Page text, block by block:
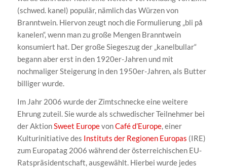
(schwed. kanel) populär, nämlich das Würzen von
Branntwein. Hiervon zeugt noch die Formulierung „bli på
kanelen“, wenn man zu große Mengen Branntwein
konsumiert hat. Der große Siegeszug der „kanelbullar“
begann aber erst in den 1920er-Jahren und mit
nochmaliger Steigerung in den 1950er-Jahren, als Butter
billiger wurde.
Im Jahr 2006 wurde der Zimtschnecke eine weitere
Ehrung zuteil. Sie wurde als schwedischer Teilnehmer bei
der AktionSweet EuropevonCafé d’Europe, einer
Kulturinitiative des Instituts der Regionen Europas (IRE)
zum Europatag 2006 während der österreichischen EU-
Ratspräsidentschaft, ausgewählt. Hierbei wurde jedes